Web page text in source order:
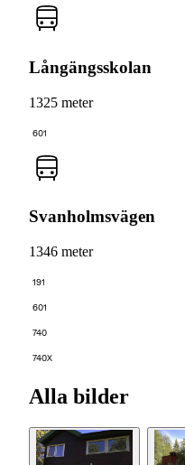
Långängsskolan
1325 meter
601
Svanholmsvägen
1346 meter
191
601
740
740X
Alla bilder